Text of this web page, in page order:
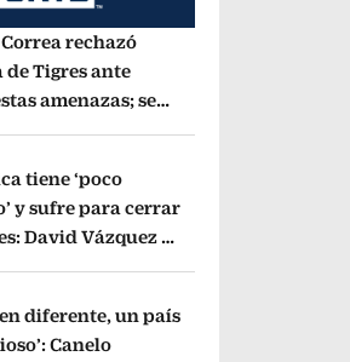
rechazó
de Tigres ante
amenazas; se
tiene ‘poco
y sufre para cerrar
David Vázquez se
diferente, un país
Canelo